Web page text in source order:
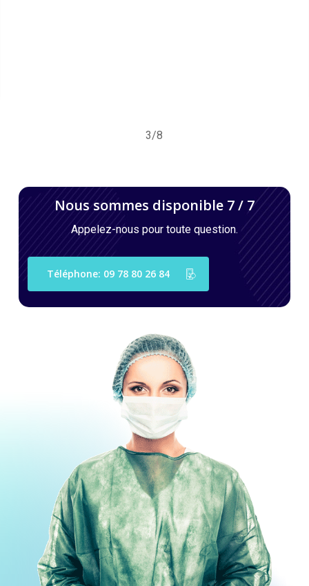
4/8
Nous sommes disponible 7 / 7
Appelez-nous pour toute question.
Téléphone: 09 78 80 26 84